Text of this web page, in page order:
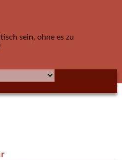
sein, ohne es zu
Reiter)